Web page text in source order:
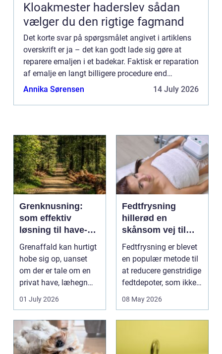
Kloakmester haderslev sådan
vælger du den rigtige fagmand
Det korte svar på spørgsmålet angivet i artiklens
overskrift er ja – det kan godt lade sig gøre at
reparere emaljen i et badekar. Faktisk er reparation
af emalje en langt billigere procedure end
udskiftning af badekar....
Annika Sørensen 14 July 2026
Grenknusning:
som effektiv
løsning til have-
og skovaffald
Grenaffald kan hurtigt
hobe sig op, uanset
om der er tale om en
privat have, læhegn
langs mark...
01 July 2026
Fedtfrysning
hillerød en
skånsom vej til
reduktion af lokale
fedtdepoter
Fedtfrysning er blevet
en populær metode til
at reducere genstridige
fedtdepoter, som ikke
reagerer ...
08 May 2026